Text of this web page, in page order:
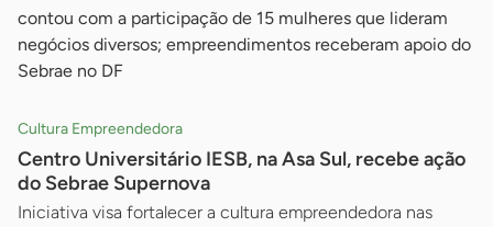
contou com a participação de 15 mulheres que lideram
negócios diversos; empreendimentos receberam apoio do
Sebrae no DF
Cultura Empreendedora
Centro Universitário IESB, na Asa Sul, recebe ação
do Sebrae Supernova
Iniciativa visa fortalecer a cultura empreendedora nas